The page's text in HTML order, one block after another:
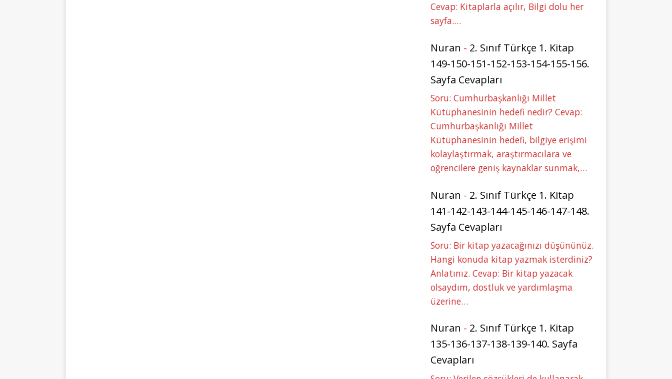
Cevap: Kitaplarla açılır, Bilgi dolu her
sayfa.…
Nuran - 2. Sınıf Türkçe 1. Kitap
149-150-151-152-153-154-155-156.
Sayfa Cevapları
Soru: Cumhurbaşkanlığı Millet
Kütüphanesinin hedefi nedir? Cevap:
Cumhurbaşkanlığı Millet
Kütüphanesinin hedefi, bilgiye erişimi
kolaylaştırmak, araştırmacılara ve
öğrencilere geniş kaynaklar sunmak,…
Nuran - 2. Sınıf Türkçe 1. Kitap
141-142-143-144-145-146-147-148.
Sayfa Cevapları
Soru: Bir kitap yazacağınızı düşününüz.
Hangi konuda kitap yazmak isterdiniz?
Anlatınız. Cevap: Bir kitap yazacak
olsaydım, dostluk ve yardımlaşma
üzerine…
Nuran - 2. Sınıf Türkçe 1. Kitap
135-136-137-138-139-140. Sayfa
Cevapları